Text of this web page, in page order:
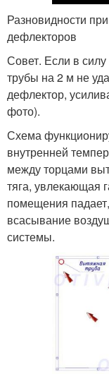
Разновидности
дефлекторов
Совет. Если в
трубы на 2 м не
дефлектор,
фото).
Схема
внутренней
между торцами
тяга, увлекающая
помещения
всасывание
системы.